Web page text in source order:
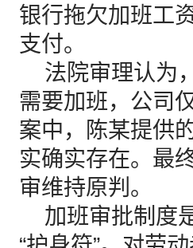
银行拖欠加班工
支付。
法院审理认为
需要加班，公司
案中，陈某提供
实确实存在。最
审维持原判。
加班审批制度